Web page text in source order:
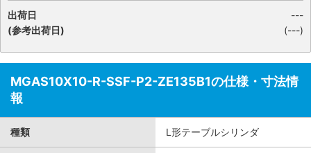
出荷日
(参考出荷日)
---
(---)
MGAS10X10-R-SSF-P2-ZE135B1の仕様・寸法情
報
種類 L形テーブルシリンダ